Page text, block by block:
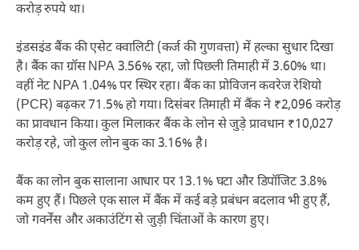
करोड़ रुपये था।
इंडसइंड बैंक की एसेट क्वालिटी (कर्ज की गुणवत्ता) में हल्का सुधार दिखा
है। बैंक का ग्रॉस NPA 3.56% रहा, जो पिछली तिमाही में 3.60% था।
वहीं नेट NPA 1.04% पर स्थिर रहा। बैंक का प्रोविजन कवरेज रेशियो
(PCR) बढ़कर 71.5% हो गया। दिसंबर तिमाही में बैंक ने ₹2,096 करोड़
का प्रावधान किया। कुल मिलाकर बैंक के लोन से जुड़े प्रावधान ₹10,027
करोड़ रहे, जो कुल लोन बुक का 3.16% है।
बैंक का लोन बुक सालाना आधार पर 13.1% घटा और डिपॉजिट 3.8%
कम हुए हैं। पिछले एक साल में बैंक में कई बड़े प्रबंधन बदलाव भी हुए हैं,
जो गवर्नेंस और अकाउंटिंग से जुड़ी चिंताओं के कारण हुए।